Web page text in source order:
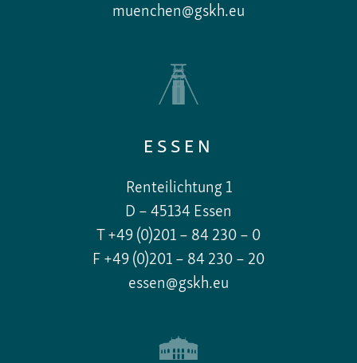
muenchen@gskh.eu
ESSEN
Renteilichtung 1
D – 45134 Essen
T +49 (0)201 – 84 230 – 0
F +49 (0)201 – 84 230 – 20
essen@gskh.eu